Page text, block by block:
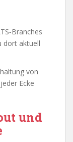
dort aktuell
von
Ecke
und